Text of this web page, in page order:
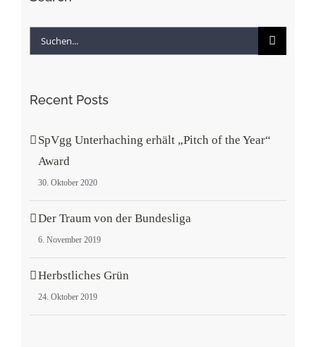
Suche
nach:
Recent Posts
SpVgg Unterhaching erhält „Pitch of the Year“
Award
30. Oktober 2020
Der Traum von der Bundesliga
6. November 2019
Herbstliches Grün
24. Oktober 2019